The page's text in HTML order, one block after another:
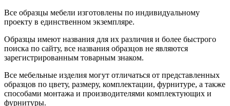
Все образцы мебели изготовлены по индивидуальному
проекту в единственном экземпляре.
Образцы имеют названия для их различия и более быстрого
поиска по сайту, все названия образцов не являются
зарегистрированным товарным знаком.
Все мебельные изделия могут отличаться от представленных
образцов по цвету, размеру, комплектации, фурнитуре, а также
способами монтажа и производителями комплектующих и
фурнитуры.